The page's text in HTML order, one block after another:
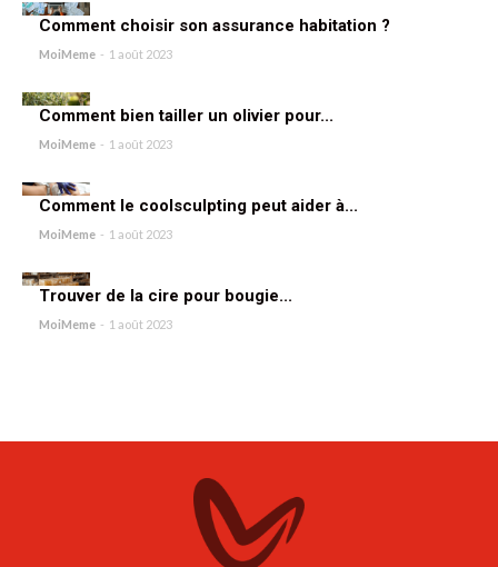
Comment choisir son assurance habitation ?
MoiMeme - 1 août 2023
Comment bien tailler un olivier pour...
MoiMeme - 1 août 2023
Comment le coolsculpting peut aider à...
MoiMeme - 1 août 2023
Trouver de la cire pour bougie...
MoiMeme - 1 août 2023